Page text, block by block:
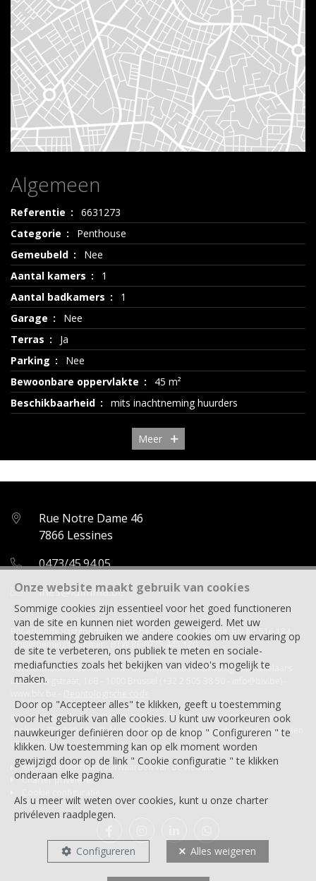
Algemeen
Referentie
6631273
Categorie
Penthouse
Gemeubeld
Nee
Aantal kamers
1
Aantal badkamers
1
Garage
Nee
Terras
Ja
Parking
Nee
Bewoonbare oppervlakte
45 m²
Beschikbaarheid
mits inachtneming huurders
Meer
Onze website maakt gebruik van cookies
Sommige cookies zijn essentieel voor het goed functioneren
van de site en kunnen niet worden geweigerd. Met uw
toestemming gebruiken we andere cookies om uw ervaring op
de site te verbeteren, ons publiek te meten en sociale-
mediafuncties zoals het bekijken van video's mogelijk te
maken.
Door op "Accepteer alles" te klikken, geeft u toestemming
voor het gebruik van alle cookies. U kunt uw voorkeuren ook
nauwkeuriger definiëren door op de knop " Configureren " te
klikken. Uw toestemming kan op elk moment worden
gewijzigd door op de link " Cookie configuratie " te klikken
onderaan elke pagina.
Als u meer wilt weten over cookies, kunt u onze charter
privéleven raadplegen.
Configureren Alles weigeren
Rue Notre Dame 46
7866 Lessines
0473/45.94.05
ines@idimma.be
BIV-erkende vastgoedmakelaar-bemiddelaar in België, BIV N° 516 184
Ondernemingsnummer : BTW BE-0775.445.120
Toezichthoudende Autoriteit : Beroepinstituut van Vastgoedmakelaars
Luxemburgstraat, 16B - 1000 Brussel (+32 2 505 38 50 - info@biv.be) -
BA en borgstelling via NV AXA Belgium, Troonplein 1, 1000 Brussel
(polisnr. 730.390.160) Dekking geldt voor activiteiten die in België worden
uitgevoerd
Algemene gebruiksvoorwaarden van de website
Charter privéleven